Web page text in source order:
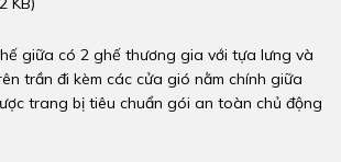
giữa có 2 ghế thương gia với tựa lưng và
trần đi kèm các cửa gió nằm chính giữa
trang bị tiêu chuẩn gói an toàn chủ động